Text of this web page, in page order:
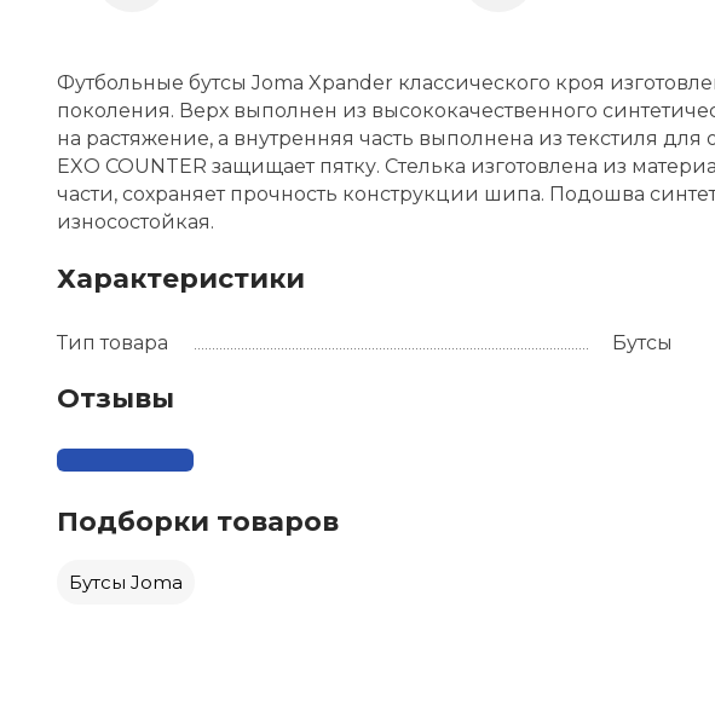
Футбольные бутсы Joma Xpander классического кроя
поколения. Верх выполнен из высококачественного
на растяжение, а внутренняя часть выполнена из текстиля
EXO COUNTER защищает пятку. Стелька изготовлена из
части, сохраняет прочность конструкции шипа. Подошва
износостойкая.
Характеристики
Тип товара Бутсы
Отзывы
Подборки товаров
Бутсы Joma